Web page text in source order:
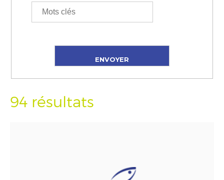
94 résultats